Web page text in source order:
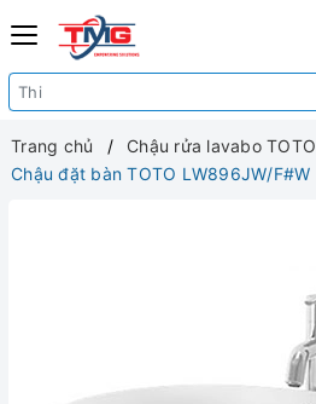
Trang chủ
Chậu rửa lavabo TOTO
Chậu đặt bàn TOTO LW896JW/F#W